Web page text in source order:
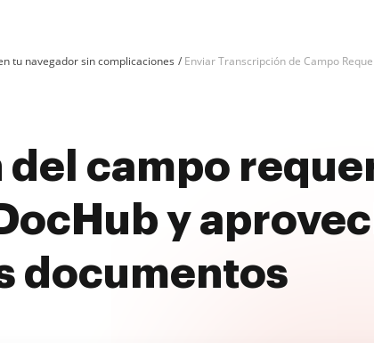
tu navegador sin complicaciones Enviar Transcripción de Campo
del campo
y
documentos